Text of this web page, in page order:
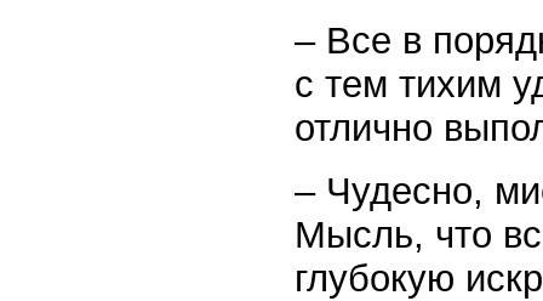
– Все в
с тем тихим
отлично
– Чудесно,
Мысль, что
глубокую